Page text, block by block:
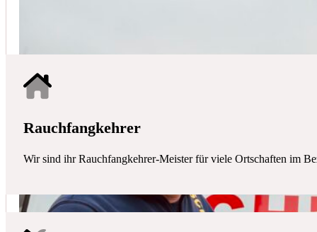
Rauchfangkehrer
Wir sind ihr Rauchfangkehrer-Meister für viele Ortschaften im